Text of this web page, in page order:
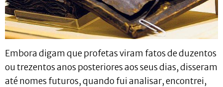
Embora digam que profetas viram fatos de duzentos
ou trezentos anos posteriores aos seus dias, disseram
até nomes futuros, quando fui analisar, encontrei,